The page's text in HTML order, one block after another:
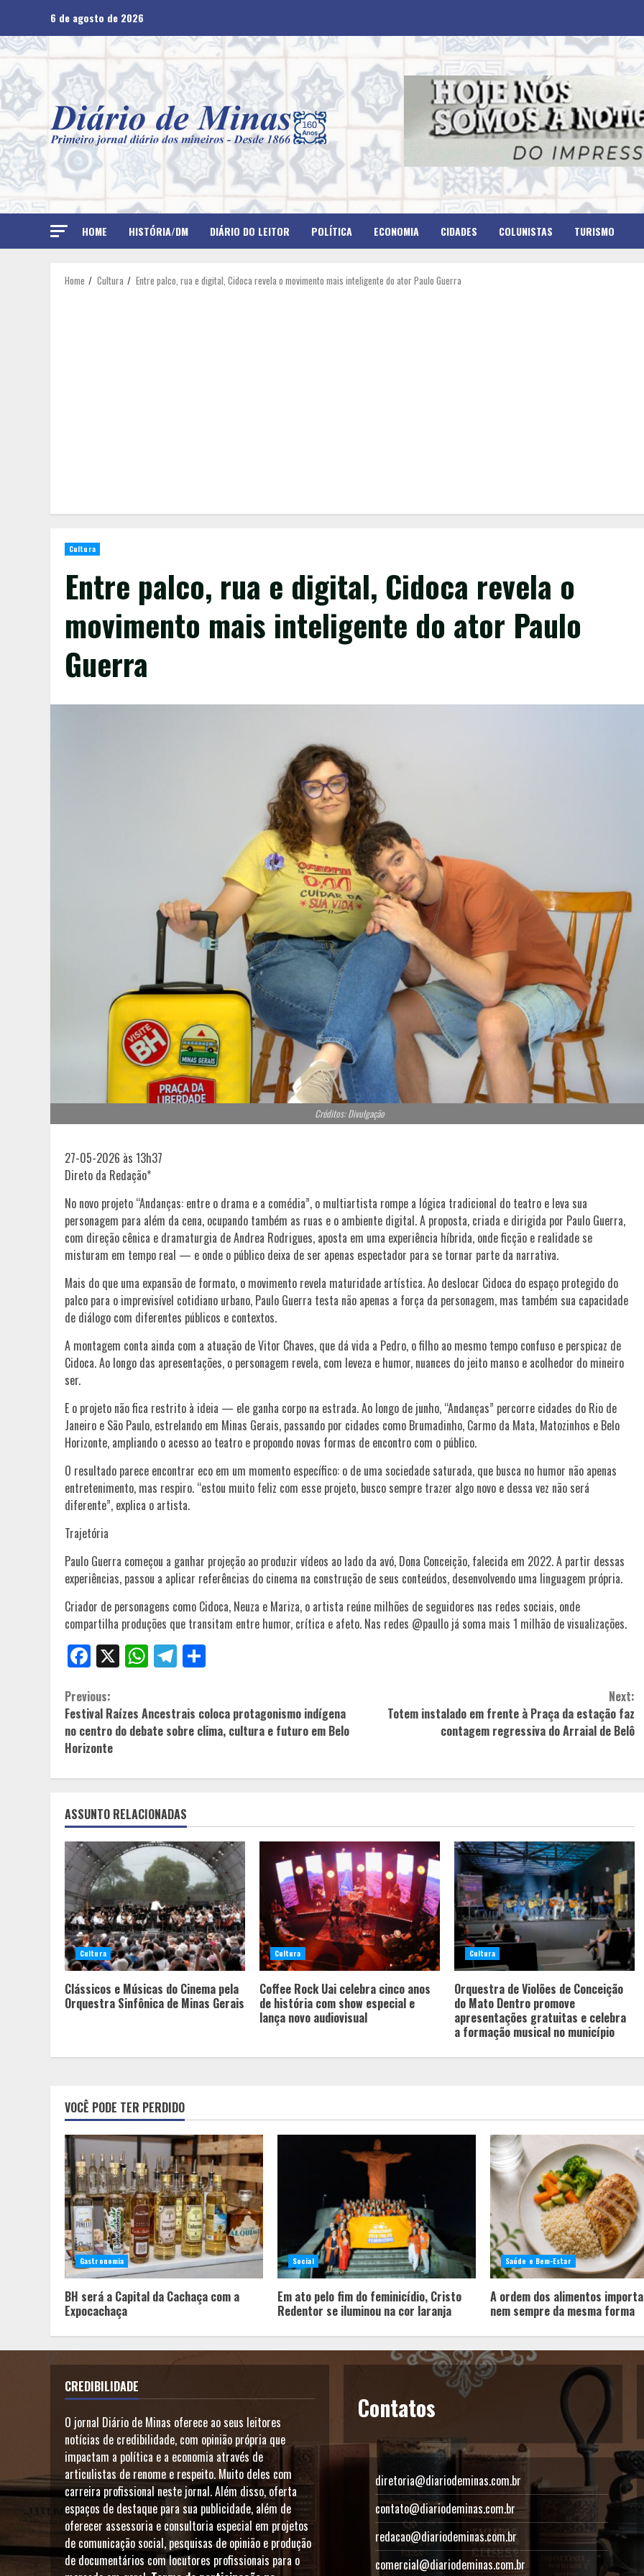
content
6 de agosto de 2026
HOME HISTÓRIA/DM DIÁRIO DO LEITOR POLÍTICA ECONOMIA CIDADES COLUNISTAS TURISMO
Home Cultura Entre palco, rua e digital, Cidoca revela o movimento mais inteligente do ator Paulo Guerra
Cultura
Entre palco, rua e digital, Cidoca revela o
movimento mais inteligente do ator Paulo
Guerra
Créditos: Divulgação
27-05-2026 às 13h37
Direto da Redação*
No novo projeto “Andanças: entre o drama e a comédia”, o multiartista rompe a lógica tradicional do teatro e leva sua
personagem para além da cena, ocupando também as ruas e o ambiente digital. A proposta, criada e dirigida por Paulo Guerra,
com direção cênica e dramaturgia de Andrea Rodrigues, aposta em uma experiência híbrida, onde ficção e realidade se
misturam em tempo real — e onde o público deixa de ser apenas espectador para se tornar parte da narrativa.
Mais do que uma expansão de formato, o movimento revela maturidade artística. Ao deslocar Cidoca do espaço protegido do
palco para o imprevisível cotidiano urbano, Paulo Guerra testa não apenas a força da personagem, mas também sua capacidade
de diálogo com diferentes públicos e contextos.
A montagem conta ainda com a atuação de Vitor Chaves, que dá vida a Pedro, o filho ao mesmo tempo confuso e perspicaz de
Cidoca. Ao longo das apresentações, o personagem revela, com leveza e humor, nuances do jeito manso e acolhedor do mineiro
ser.
E o projeto não fica restrito à ideia — ele ganha corpo na estrada. Ao longo de junho, “Andanças” percorre cidades do Rio de
Janeiro e São Paulo, estrelando em Minas Gerais, passando por cidades como Brumadinho, Carmo da Mata, Matozinhos e Belo
Horizonte, ampliando o acesso ao teatro e propondo novas formas de encontro com o público.
O resultado parece encontrar eco em um momento específico: o de uma sociedade saturada, que busca no humor não apenas
entretenimento, mas respiro. “estou muito feliz com esse projeto, busco sempre trazer algo novo e dessa vez não será
diferente”, explica o artista.
Trajetória
Paulo Guerra começou a ganhar projeção ao produzir vídeos ao lado da avó, Dona Conceição, falecida em 2022. A partir dessas
experiências, passou a aplicar referências do cinema na construção de seus conteúdos, desenvolvendo uma linguagem própria.
Criador de personagens como Cidoca, Neuza e Mariza, o artista reúne milhões de seguidores nas redes sociais, onde
compartilha produções que transitam entre humor, crítica e afeto. Nas redes @paullo já soma mais 1 milhão de visualizações.
Facebook
X WhatsApp
Telegram
Continue
Reading
Previous:
Festival Raízes Ancestrais coloca protagonismo indígena
no centro do debate sobre clima, cultura e futuro em Belo
Horizonte
Next:
Totem instalado em frente à Praça da estação faz
contagem regressiva do Arraial de Belô
ASSUNTO RELACIONADAS
Cultura
Clássicos e Músicas do Cinema pela
Orquestra Sinfônica de Minas Gerais
Cultura
Coffee Rock Uai celebra cinco anos
de história com show especial e
lança novo audiovisual
Cultura
Orquestra de Violões de Conceição
do Mato Dentro promove
apresentações gratuitas e celebra
a formação musical no município
VOCÊ PODE TER PERDIDO
Gastronomia
BH será a Capital da Cachaça com a
Expocachaça
Social
Em ato pelo fim do feminicídio, Cristo
Redentor se iluminou na cor laranja
Saúde e Bem-Estar
A ordem dos alimentos
nem sempre da mesma forma
CREDIBILIDADE
O jornal Diário de Minas oferece ao seus leitores
notícias de credibilidade, com opinião própria que
impactam a política e a economia através de
articulistas de renome e respeito. Muito deles com
carreira profissional neste jornal. Além disso, oferta
espaços de destaque para sua publicidade, além de
oferecer assessoria e consultoria especial em projetos
de comunicação social, pesquisas de opinião e produção
de documentários com locutores profissionais para o
Contatos
diretoria@diariodeminas.com.br
contato@diariodeminas.com.br
redacao@diariodeminas.com.br
comercial@diariodeminas.com.br